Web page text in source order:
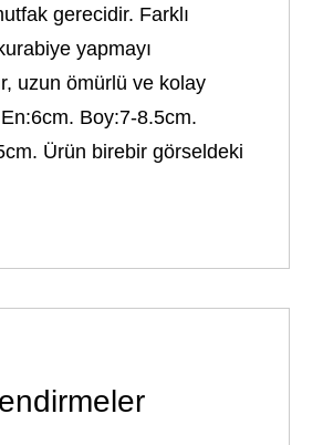
gerecidir. Farklı
yapmayı
uzun ömürlü ve kolay
Boy:7-8.5cm.
Ürün birebir görseldeki